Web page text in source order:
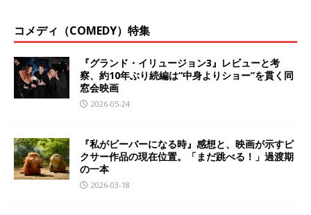
コメディ（COMEDY）特集
『グランド・イリュージョン3』レビューと考
察、約10年ぶり続編は“中身よりショー”を貫く同
窓会映画
2026-05-24
『私がビーバーになる時』感想と、映画が示すピ
クサー作品の現在位置。「まだ跳べる！」過渡期
の一本
2026-03-18